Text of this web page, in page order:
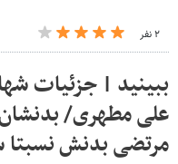
۲ نفر
ببینید | جزئیات
علی مطهری/ بدنشان
مرتضی بدنش نسبتا